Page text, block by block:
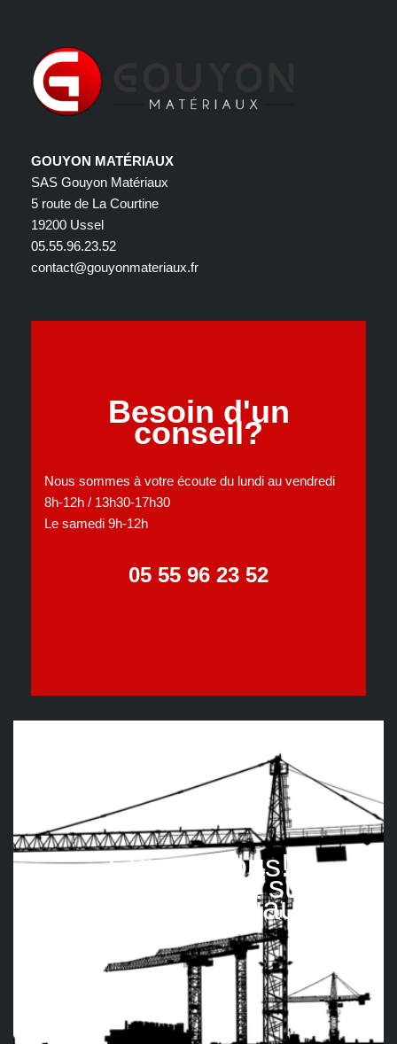
GOUYON MATÉRIAUX
SAS Gouyon Matériaux
5 route de La Courtine
19200 Ussel
05.55.96.23.52
contact@gouyonmateriaux.fr
Besoin d'un
conseil?
Nous sommes à votre écoute du lundi au vendredi
8h-12h / 13h30-17h30
Le samedi 9h-12h
05 55 96 23 52
Suivez nous!
Retrouvez-nous sur les
réseaux sociaux